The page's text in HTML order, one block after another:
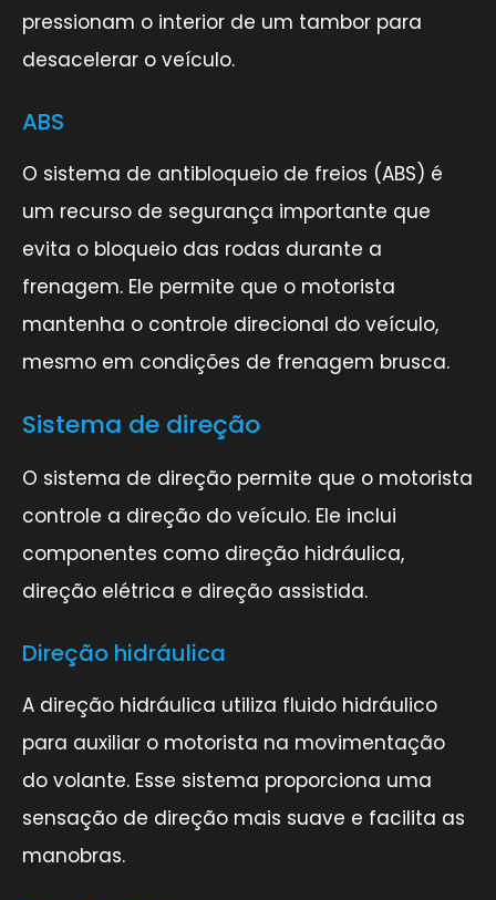
pressionam o interior de um tambor para
desacelerar o veículo.
ABS
O sistema de antibloqueio de freios (ABS) é
um recurso de segurança importante que
evita o bloqueio das rodas durante a
frenagem. Ele permite que o motorista
mantenha o controle direcional do veículo,
mesmo em condições de frenagem brusca.
Sistema de direção
O sistema de direção permite que o motorista
controle a direção do veículo. Ele inclui
componentes como direção hidráulica,
direção elétrica e direção assistida.
Direção hidráulica
A direção hidráulica utiliza fluido hidráulico
para auxiliar o motorista na movimentação
do volante. Esse sistema proporciona uma
sensação de direção mais suave e facilita as
manobras.